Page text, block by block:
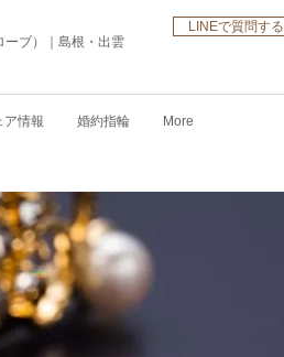
ーブ）｜島根・出雲
LINEで質問する
ア情報 婚約指輪 More